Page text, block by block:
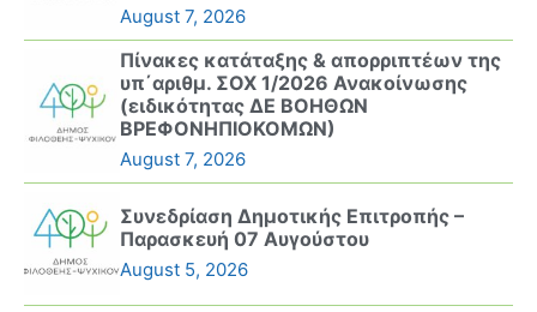
August 7, 2026
Πίνακες κατάταξης & απορριπτέων της
υπ΄αριθμ. ΣΟΧ 1/2026 Ανακοίνωσης
(ειδικότητας ΔΕ ΒΟΗΘΩΝ
ΒΡΕΦΟΝΗΠΙΟΚΟΜΩΝ)
August 7, 2026
Συνεδρίαση Δημοτικής Επιτροπής –
Παρασκευή 07 Αυγούστου
August 5, 2026